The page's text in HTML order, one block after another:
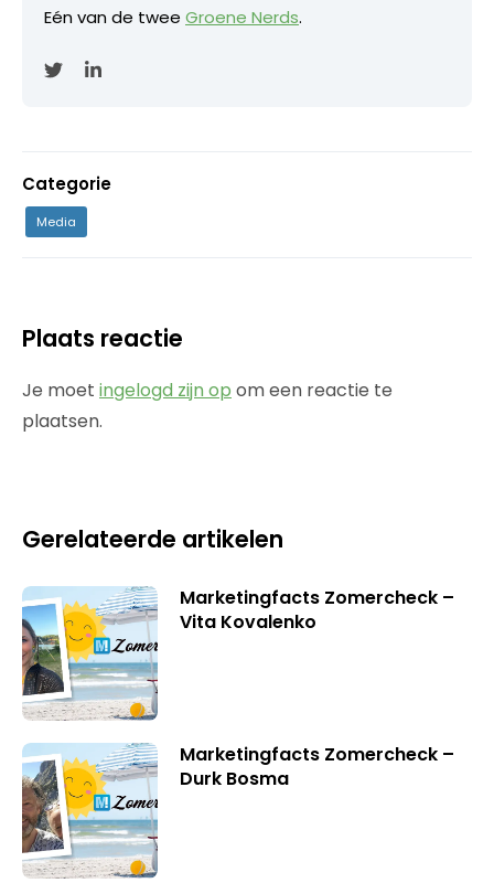
Eén van de twee Groene Nerds.
Categorie
Media
Plaats reactie
Je moet ingelogd zijn op om een reactie te
plaatsen.
Gerelateerde artikelen
Marketingfacts Zomercheck –
Vita Kovalenko
Marketingfacts Zomercheck –
Durk Bosma